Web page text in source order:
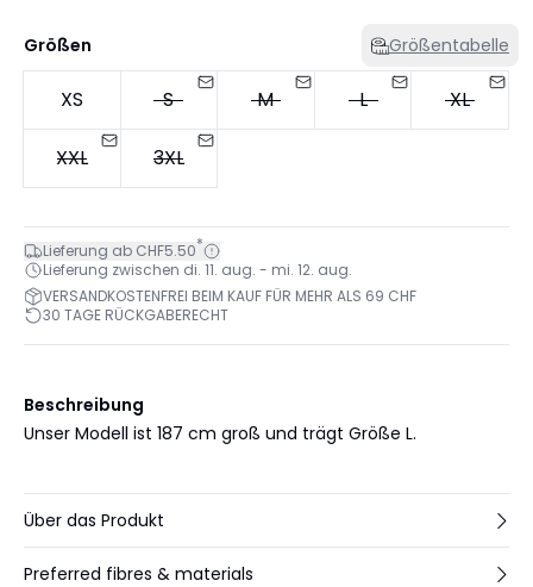
Größen Größentabelle
XS S M L XL
XXL 3XL
Lieferung ab CHF5.50*
Lieferung zwischen di. 11. aug. - mi. 12. aug.
VERSANDKOSTENFREI BEIM KAUF FÜR MEHR ALS 69 CHF
30 TAGE RÜCKGABERECHT
Beschreibung
Unser Modell ist 187 cm groß und trägt Größe L.
Über das Produkt
Preferred fibres & materials